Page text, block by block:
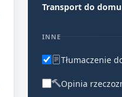
Transport do domu
INNE
Tłumaczenie
Opinia